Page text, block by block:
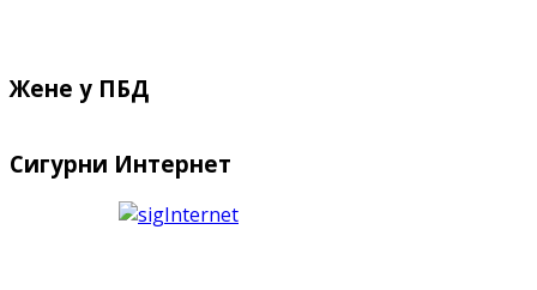
Жене у ПБД
Сигурни Интернет